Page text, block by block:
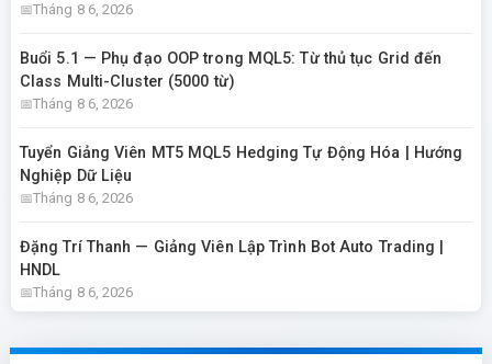
Tháng 8 6, 2026
Buổi 5.1 — Phụ đạo OOP trong MQL5: Từ thủ tục Grid đến
Class Multi-Cluster (5000 từ)
Tháng 8 6, 2026
Tuyển Giảng Viên MT5 MQL5 Hedging Tự Động Hóa | Hướng
Nghiệp Dữ Liệu
Tháng 8 6, 2026
Đặng Trí Thanh — Giảng Viên Lập Trình Bot Auto Trading |
HNDL
Tháng 8 6, 2026